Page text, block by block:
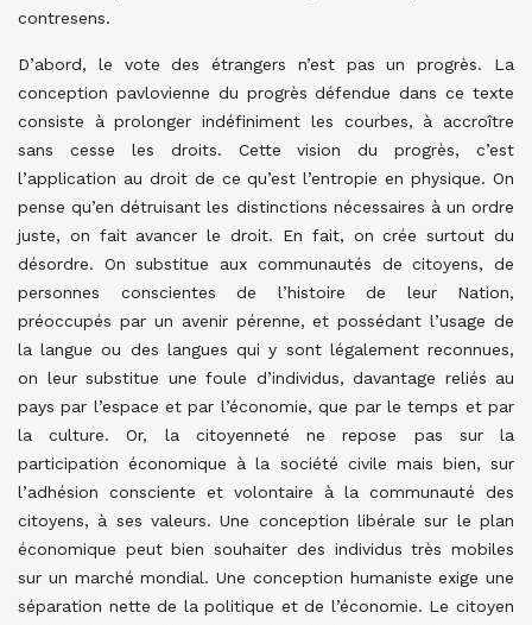
contresens.
D’abord, le vote des étrangers n’est pas un progrès. La
conception pavlovienne du progrès défendue dans ce texte
consiste à prolonger indéfiniment les courbes, à accroître
sans cesse les droits. Cette vision du progrès, c’est
l’application au droit de ce qu’est l’entropie en physique. On
pense qu’en détruisant les distinctions nécessaires à un ordre
juste, on fait avancer le droit. En fait, on crée surtout du
désordre. On substitue aux communautés de citoyens, de
personnes conscientes de l’histoire de leur Nation,
préoccupés par un avenir pérenne, et possédant l’usage de
la langue ou des langues qui y sont légalement reconnues,
on leur substitue une foule d’individus, davantage reliés au
pays par l’espace et par l’économie, que par le temps et par
la culture. Or, la citoyenneté ne repose pas sur la
participation économique à la société civile mais bien, sur
l’adhésion consciente et volontaire à la communauté des
citoyens, à ses valeurs. Une conception libérale sur le plan
économique peut bien souhaiter des individus très mobiles
sur un marché mondial. Une conception humaniste exige une
séparation nette de la politique et de l’économie. Le citoyen